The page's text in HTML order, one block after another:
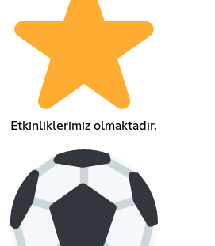
Etkinliklerimiz olmaktadır.